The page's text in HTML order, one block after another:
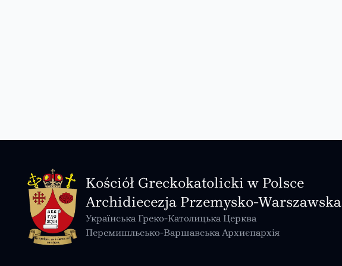
Kościół Greckokatolicki w Polsce
Archidiecezja Przemysko-Warszawska
Українська Греко-Католицька Церква
Перемишльсько-Варшавська Архиєпархія